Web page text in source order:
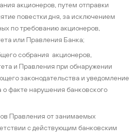
акционеров, путем отправки
повестки дня, за исключением
по требованию акционеров,
или Правления Банка;
собрания акционеров,
и Правления при обнаружении
законодательства и уведомление
о факте нарушения банковского
Правления от занимаемых
с действующим банковским